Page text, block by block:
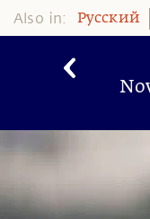
Also in: Pусский